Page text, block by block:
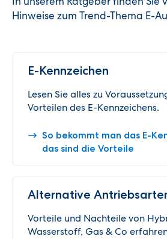
Hinweise zum Trend-Thema E-
E-Kennzeichen
Lesen Sie alles zu
Vorteilen des E-Kennzeichens.
So bekommt man das E-
das sind die Vorteile
Alternative
Vorteile und Nachteile von
Wasserstoff, Gas & Co